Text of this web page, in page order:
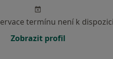
termínu není k dispozici
Zobrazit profil